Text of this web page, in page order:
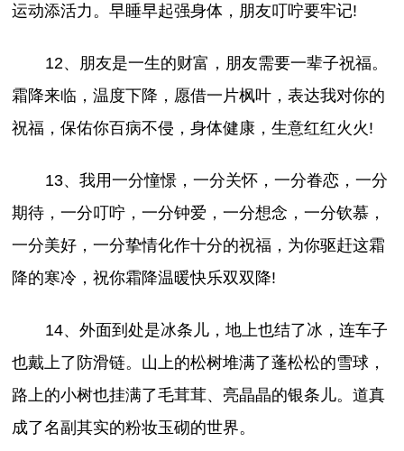
运动添活力。早睡早起强身体，朋友叮咛要牢记!
12、朋友是一生的财富，朋友需要一辈子祝福。
霜降来临，温度下降，愿借一片枫叶，表达我对你的
祝福，保佑你百病不侵，身体健康，生意红红火火!
13、我用一分憧憬，一分关怀，一分眷恋，一分
期待，一分叮咛，一分钟爱，一分想念，一分钦慕，
一分美好，一分挚情化作十分的祝福，为你驱赶这霜
降的寒冷，祝你霜降温暖快乐双双降!
14、外面到处是冰条儿，地上也结了冰，连车子
也戴上了防滑链。山上的松树堆满了蓬松松的雪球，
路上的小树也挂满了毛茸茸、亮晶晶的银条儿。道真
成了名副其实的粉妆玉砌的世界。